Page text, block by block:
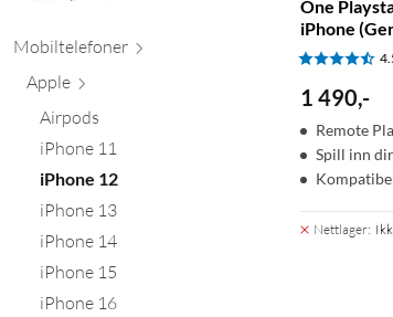
Mobiltelefoner
Apple
Airpods
iPhone 11
iPhone 12
iPhone 13
iPhone 14
iPhone 15
iPhone 16
One
iPhone
1 490,-
Remote
Spill inn
Nettlager: